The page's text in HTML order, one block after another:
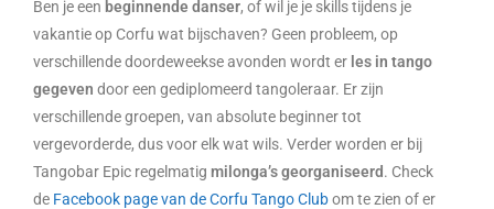
Ben je een beginnende danser, of wil je je skills tijdens je
vakantie op Corfu wat bijschaven? Geen probleem, op
verschillende doordeweekse avonden wordt er les in tango
gegeven door een gediplomeerd tangoleraar. Er zijn
verschillende groepen, van absolute beginner tot
vergevorderde, dus voor elk wat wils. Verder worden er bij
Tangobar Epic regelmatig milonga’s georganiseerd. Check
de Facebook page van de Corfu Tango Clubom te zien of er